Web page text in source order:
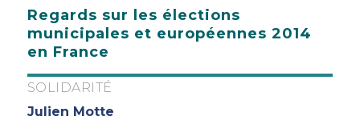
Regards sur les élections
municipales et européennes 2014
en France
SOLIDARITÉ
Julien Motte